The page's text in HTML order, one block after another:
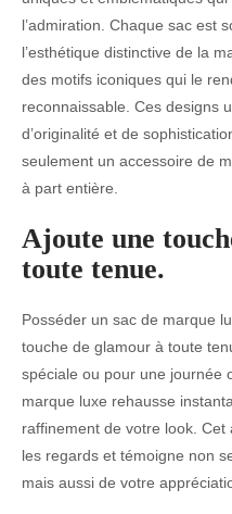
l’admiration. Chaque sac est
l’esthétique distinctive de la
des motifs iconiques qui le
reconnaissable. Ces designs
d’originalité et de
seulement un accessoire de
à part entière.
Ajoute une
toute tenue.
Posséder un sac de marque
touche de glamour à toute
spéciale ou pour une journée
marque luxe rehausse
raffinement de votre look.
les regards et témoigne non
mais aussi de votre